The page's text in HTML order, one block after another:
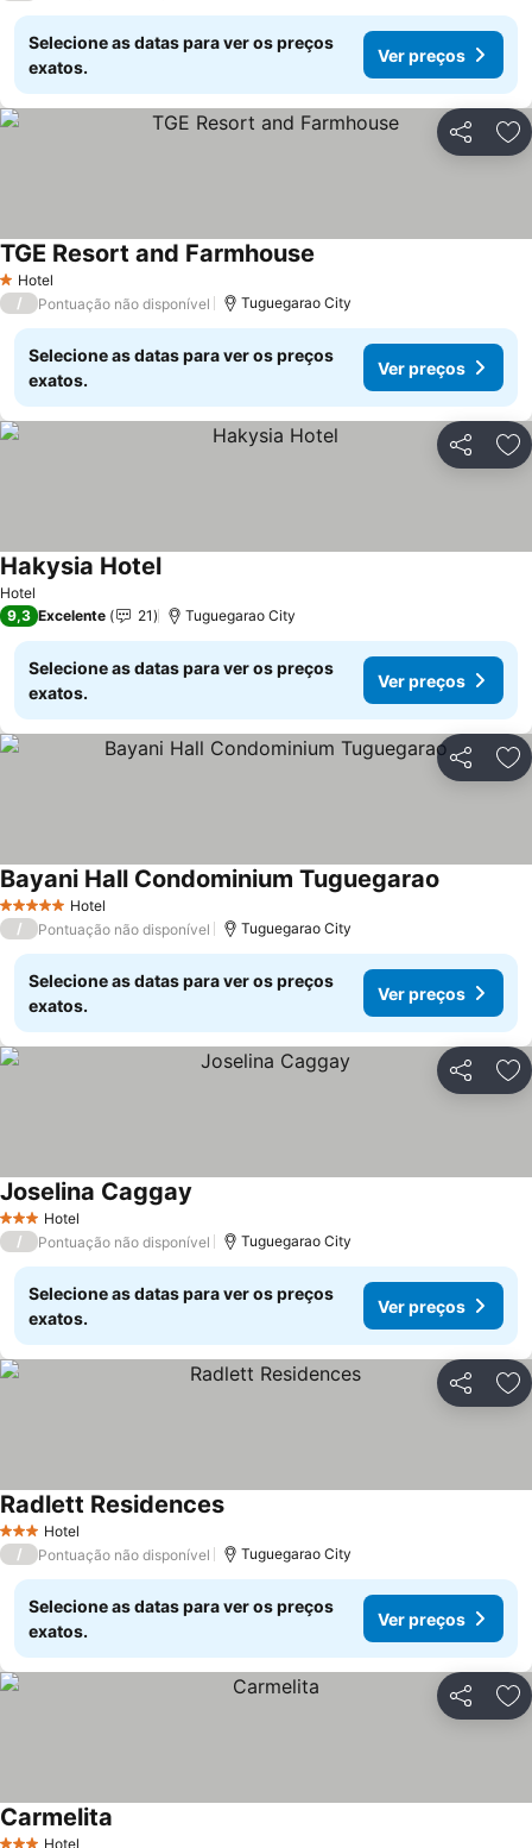
Selecione as datas para ver os preços
exatos.
Ver preços
Partilhar
1 Estrelas
Hotel
TGE Resort and Farmhouse
/ Pontuação não disponível Tuguegarao City
Selecione as datas para ver os preços
exatos.
Ver preços
Partilhar
Hotel
Hakysia Hotel
9,3 Excelente 21 Tuguegarao City
Selecione as datas para ver os preços
exatos.
Ver preços
Partilhar
5 Estrelas Hotel
Bayani Hall Condominium Tuguegarao
/ Pontuação não disponível Tuguegarao City
Selecione as datas para ver os preços
exatos.
Ver preços
Partilhar
3 EstrelasHotel
Joselina Caggay
/ Pontuação não disponível Tuguegarao City
Selecione as datas para ver os preços
exatos.
Ver preços
Partilhar
3 EstrelasHotel
Radlett Residences
/ Pontuação não disponível Tuguegarao City
Selecione as datas para ver os preços
exatos.
Ver preços
Partilhar
Hotel
Carmelita